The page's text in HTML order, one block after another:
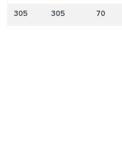
305 305 70